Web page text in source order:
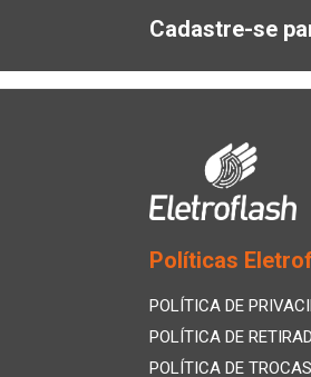
Cadastre-se
Políticas
POLÍTICA DE
POLÍTICA DE
POLÍTICA DE TROCAS